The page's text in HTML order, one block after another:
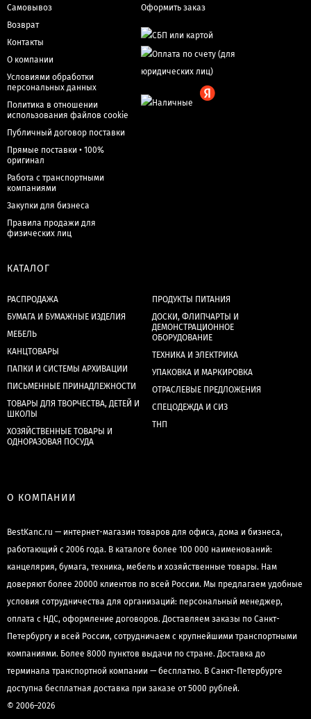
Самовывоз
Возврат
Контакты
О компании
Условиями обработки
персональных данных
Политика в отношении
использования файлов cookie
Публичный договор поставки
Прямые поставки • 100%
оригинал
Работа с транспортными
компаниями
Закупки для бизнеса
Правила продажи для
физических лиц
Оформить заказ
КАТАЛОГ
РАСПРОДАЖА
БУМАГА И БУМАЖНЫЕ ИЗДЕЛИЯ
МЕБЕЛЬ
КАНЦТОВАРЫ
ПАПКИ И СИСТЕМЫ АРХИВАЦИИ
ПИСЬМЕННЫЕ ПРИНАДЛЕЖНОСТИ
ТОВАРЫ ДЛЯ ТВОРЧЕСТВА, ДЕТЕЙ И
ШКОЛЫ
ХОЗЯЙСТВЕННЫЕ ТОВАРЫ И
ОДНОРАЗОВАЯ ПОСУДА
ПРОДУКТЫ ПИТАНИЯ
ДОСКИ, ФЛИПЧАРТЫ И
ДЕМОНСТРАЦИОННОЕ
ОБОРУДОВАНИЕ
ТЕХНИКА И ЭЛЕКТРИКА
УПАКОВКА И МАРКИРОВКА
ОТРАСЛЕВЫЕ ПРЕДЛОЖЕНИЯ
СПЕЦОДЕЖДА И СИЗ
ТНП
О КОМПАНИИ
BestKanc.ru — интернет-магазин товаров для офиса, дома и бизнеса,
работающий с 2006 года. В каталоге более 100 000 наименований:
канцелярия, бумага, техника, мебель и хозяйственные товары. Нам
доверяют более 20000 клиентов по всей России. Мы предлагаем удобные
условия сотрудничества для организаций: персональный менеджер,
оплата с НДС, оформление договоров. Доставляем заказы по Санкт-
Петербургу и всей России, сотрудничаем с крупнейшими транспортными
компаниями. Более 8000 пунктов выдачи по стране. Доставка до
терминала транспортной компании — бесплатно. В Санкт-Петербурге
доступна бесплатная доставка при заказе от 5000 рублей.
© 2006–2026